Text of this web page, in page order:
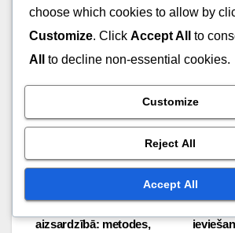
Fokusēties uz spēlētāju
nodrošinātu segšanu pāreju
Veicināt spēlētājus paredzēt
kustības, lai atvieglotu ātras
Post
Mācīšana zonas
aizsardzībā: metodes,
choose which cookies to allow by
Customize. Click Accept All to
All
to decline non-essential cookies.
Customize
Reject All
Accept All